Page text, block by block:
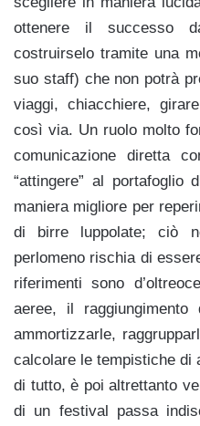
ottenere il successo
costruirselo tramite una
suo staff) che non potrà
viaggi, chiacchiere,
così via. Un ruolo molto
comunicazione diretta
“attingere” al
maniera migliore per
di birre luppolate; ciò
perlomeno rischia di
riferimenti sono
aeree, il raggiungimento
ammortizzarle,
calcolare le tempistiche di
di tutto, è poi altrettanto
di un festival passa